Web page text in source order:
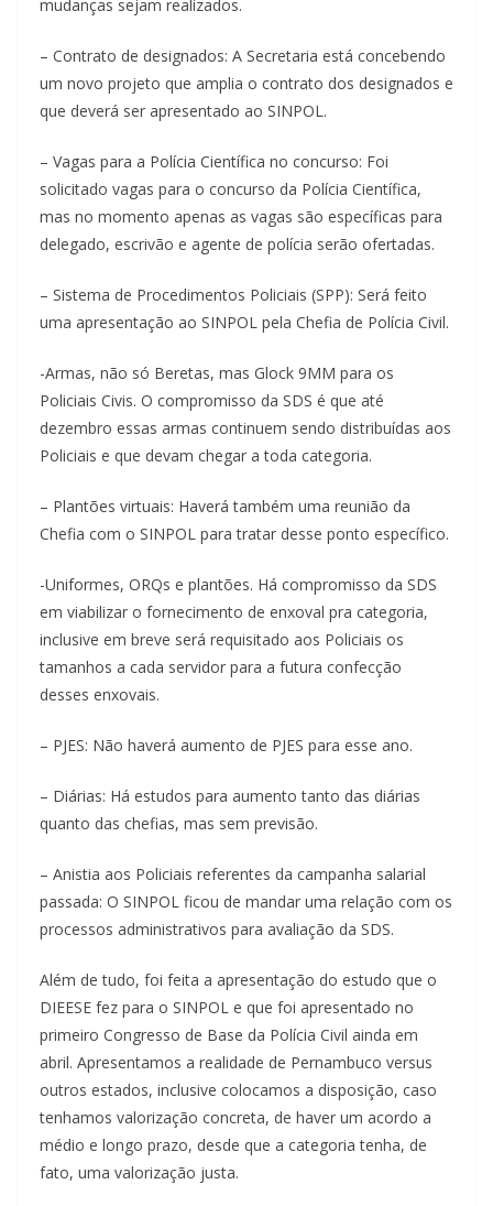
mudanças sejam realizados.
– Contrato de designados: A Secretaria está concebendo
um novo projeto que amplia o contrato dos designados e
que deverá ser apresentado ao SINPOL.
– Vagas para a Polícia Científica no concurso: Foi
solicitado vagas para o concurso da Polícia Científica,
mas no momento apenas as vagas são específicas para
delegado, escrivão e agente de polícia serão ofertadas.
– Sistema de Procedimentos Policiais (SPP): Será feito
uma apresentação ao SINPOL pela Chefia de Polícia Civil.
-Armas, não só Beretas, mas Glock 9MM para os
Policiais Civis. O compromisso da SDS é que até
dezembro essas armas continuem sendo distribuídas aos
Policiais e que devam chegar a toda categoria.
– Plantões virtuais: Haverá também uma reunião da
Chefia com o SINPOL para tratar desse ponto específico.
-Uniformes, ORQs e plantões. Há compromisso da SDS
em viabilizar o fornecimento de enxoval pra categoria,
inclusive em breve será requisitado aos Policiais os
tamanhos a cada servidor para a futura confecção
desses enxovais.
– PJES: Não haverá aumento de PJES para esse ano.
– Diárias: Há estudos para aumento tanto das diárias
quanto das chefias, mas sem previsão.
– Anistia aos Policiais referentes da campanha salarial
passada: O SINPOL ficou de mandar uma relação com os
processos administrativos para avaliação da SDS.
Além de tudo, foi feita a apresentação do estudo que o
DIEESE fez para o SINPOL e que foi apresentado no
primeiro Congresso de Base da Polícia Civil ainda em
abril. Apresentamos a realidade de Pernambuco versus
outros estados, inclusive colocamos a disposição, caso
tenhamos valorização concreta, de haver um acordo a
médio e longo prazo, desde que a categoria tenha, de
fato, uma valorização justa.